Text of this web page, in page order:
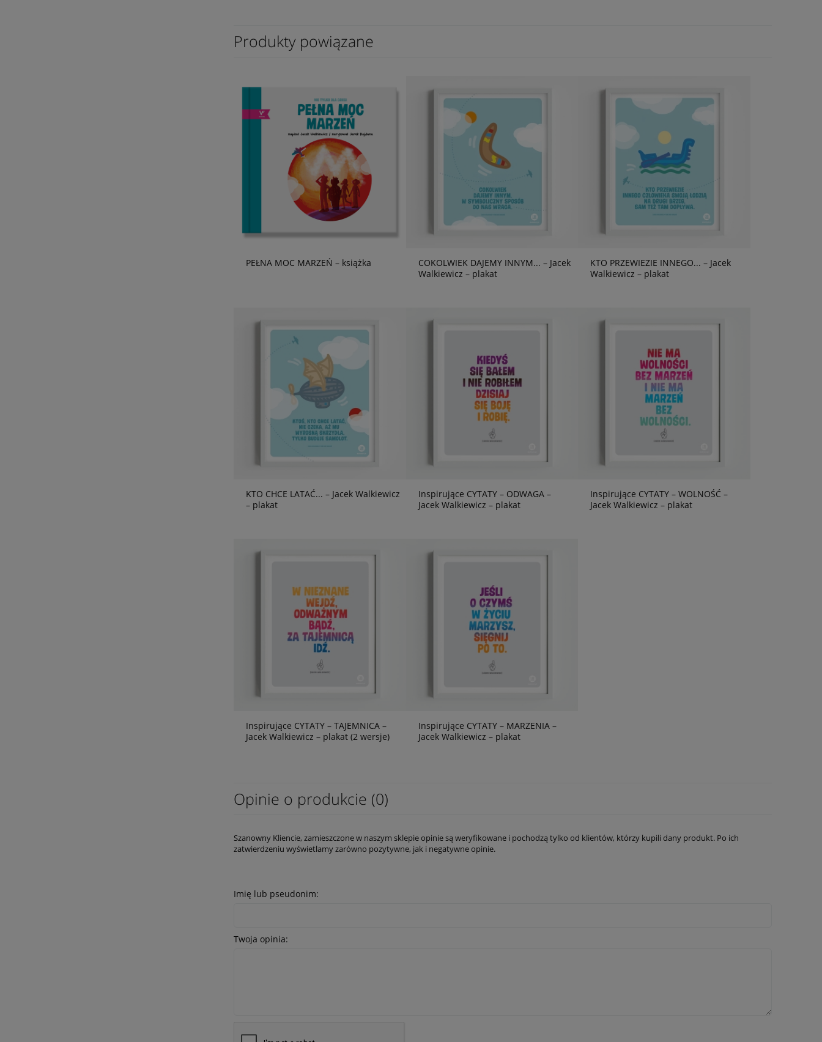
Produkty powiązane
PEŁNA MOC MARZEŃ – książka
COKOLWIEK DAJEMY INNYM... – Jacek
Walkiewicz – plakat
KTO PRZEWIEZIE INNEGO... – Jacek
Walkiewicz – plakat
KTO CHCE LATAĆ... – Jacek Walkiewicz
– plakat
Inspirujące CYTATY – ODWAGA –
Jacek Walkiewicz – plakat
Inspirujące CYTATY – WOLNOŚĆ –
Jacek Walkiewicz – plakat
Inspirujące CYTATY – TAJEMNICA –
Jacek Walkiewicz – plakat (2 wersje)
Inspirujące CYTATY – MARZENIA –
Jacek Walkiewicz – plakat
Opinie o produkcie (0)
Szanowny Kliencie, zamieszczone w naszym sklepie opinie są weryfikowane i pochodzą tylko od klientów, którzy kupili dany produkt. Po ich
zatwierdzeniu wyświetlamy zarówno pozytywne, jak i negatywne opinie.
Imię lub pseudonim:
Twoja opinia: